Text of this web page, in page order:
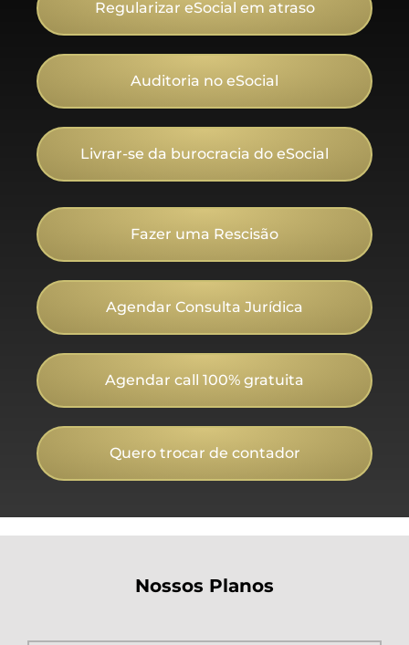
Regularizar eSocial em atraso
Auditoria no eSocial
Livrar-se da burocracia do eSocial
Fazer uma Rescisão
Agendar Consulta Jurídica
Agendar call 100% gratuita
Quero trocar de contador
Nossos Planos